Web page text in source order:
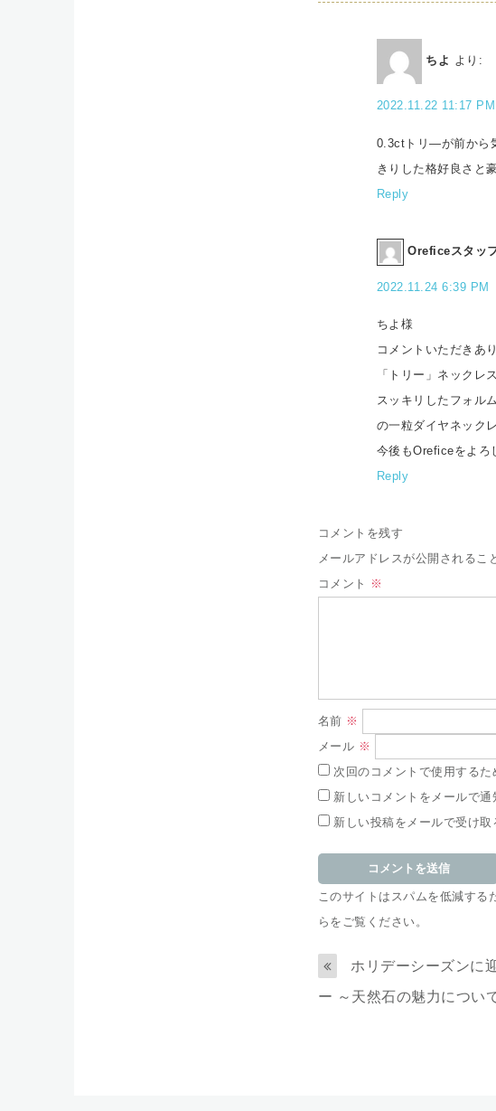
ちよ より:
2022.11.22 11:17 PM
0.3ctトリ―が前から
きりした格好良さと
Reply
Oreficeスタッ
2022.11.24 6:39 PM
ちよ様
コメントいただきあ
「トリー」ネックレ
スッキリしたフォル
の一粒ダイヤネック
今後もOreficeをよろ
Reply
コメントを残す
メールアドレスが公開されるこ
コメント
※
名前 ※
メール ※
次回のコメントで使用する
新しいコメントをメールで通
新しい投稿をメールで受け取
このサイトはスパムを低減する
らをご覧ください 。
ホリデーシーズンに
ー ～天然石の魅力につい